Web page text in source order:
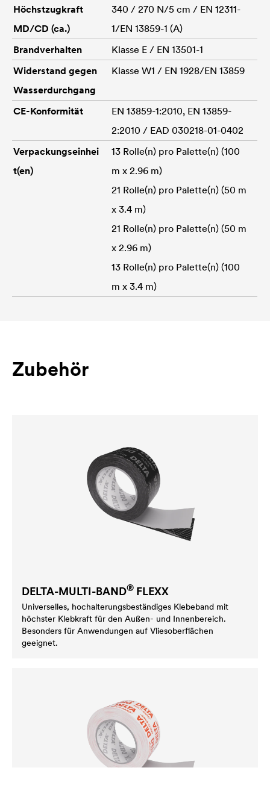
Höchstzugkraft
MD/CD (ca.)
340 / 270 N/5 cm / EN 12311-
1/EN 13859-1 (A)
Brandverhalten
Klasse E / EN 13501-1
Widerstand gegen
Wasserdurchgang
Klasse W1 / EN 1928/EN 13859
CE-Konformität
EN 13859-1:2010, EN 13859-
2:2010 / EAD 030218-01-0402
Verpackungseinhei
t(en)
13 Rolle(n) pro Palette(n) (100
m x 2.96 m)
21 Rolle(n) pro Palette(n) (50 m
x 3.4 m)
21 Rolle(n) pro Palette(n) (50 m
x 2.96 m)
13 Rolle(n) pro Palette(n) (100
m x 3.4 m)
Zubehör
DELTA-MULTI-BAND® FLEXX
Universelles, hochalterungsbeständiges Klebeband mit
höchster Klebkraft für den Außen- und Innenbereich.
Besonders für Anwendungen auf Vliesoberflächen
geeignet.